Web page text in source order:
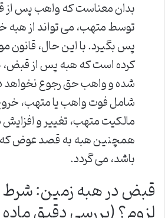
بدان معناست که واهب پس
توسط متهب، می تواند از هبه
پس بگیرد. با این حال، قانون
کرده است که هبه پس از قبض،
شده و واهب حق رجوع نخواهد
شامل فوت واهب یا متهب،
مالکیت متهب، تغییر و
همچنین هبه به قصد عوض
باشد، می گردد.
قبض در هبه زمین: